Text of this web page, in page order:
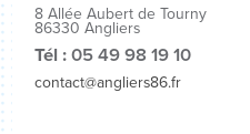
8 Allée Aubert de Tourny
86330 Angliers
Tél : 05 49 98 19 10
contact@angliers86.fr